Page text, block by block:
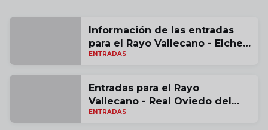
Información de las entradas
para el Rayo Vallecano - Elche
CF
ENTRADAS
Entradas para el Rayo
Vallecano - Real Oviedo del
miércoles 4 de marzo
ENTRADAS